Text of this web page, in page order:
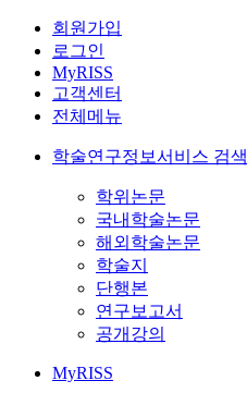
회원가입
로그인
MyRISS
고객센터
전체메뉴
학술연구정보서비스 검색
학위논문
국내학술논문
해외학술논문
학술지
단행본
연구보고서
공개강의
MyRISS